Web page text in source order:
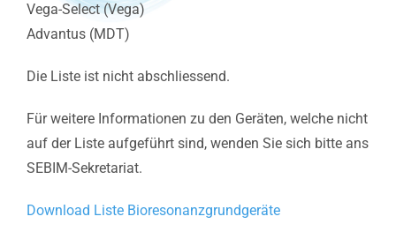
Vega-Select (Vega)
Advantus (MDT)
Die Liste ist nicht abschliessend.
Für weitere Informationen zu den Geräten, welche nicht
auf der Liste aufgeführt sind, wenden Sie sich bitte ans
SEBIM-Sekretariat.
Download Liste Bioresonanzgrundgeräte